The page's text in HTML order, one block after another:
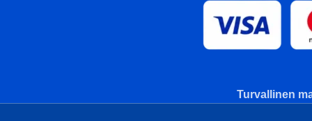
Turvallinen